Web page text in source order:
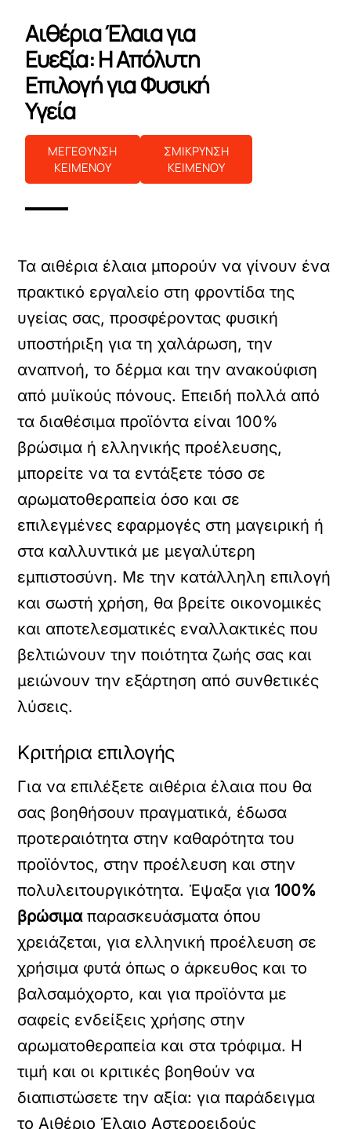
Αιθέρια Έλαια για
Ευεξία: Η Απόλυτη
Επιλογή για Φυσική
Υγεία
ΜΕΓΕΘΥΝΣΗ
ΚΕΙΜΕΝΟΥ
ΣΜΙΚΡΥΝΣΗ
ΚΕΙΜΕΝΟΥ
Τα αιθέρια έλαια μπορούν να γίνουν ένα
πρακτικό εργαλείο στη φροντίδα της
υγείας σας, προσφέροντας φυσική
υποστήριξη για τη χαλάρωση, την
αναπνοή, το δέρμα και την ανακούφιση
από μυϊκούς πόνους. Επειδή πολλά από
τα διαθέσιμα προϊόντα είναι 100%
βρώσιμα ή ελληνικής προέλευσης,
μπορείτε να τα εντάξετε τόσο σε
αρωματοθεραπεία όσο και σε
επιλεγμένες εφαρμογές στη μαγειρική ή
στα καλλυντικά με μεγαλύτερη
εμπιστοσύνη. Με την κατάλληλη επιλογή
και σωστή χρήση, θα βρείτε οικονομικές
και αποτελεσματικές εναλλακτικές που
βελτιώνουν την ποιότητα ζωής σας και
μειώνουν την εξάρτηση από συνθετικές
λύσεις.
Κριτήρια επιλογής
Για να επιλέξετε αιθέρια έλαια που θα
σας βοηθήσουν πραγματικά, έδωσα
προτεραιότητα στην καθαρότητα του
προϊόντος, στην προέλευση και στην
πολυλειτουργικότητα. Έψαξα για 100%
βρώσιμαπαρασκευάσματα όπου
χρειάζεται, για ελληνική προέλευση σε
χρήσιμα φυτά όπως ο άρκευθος και το
βαλσαμόχορτο, και για προϊόντα με
σαφείς ενδείξεις χρήσης στην
αρωματοθεραπεία και στα τρόφιμα. Η
τιμή και οι κριτικές βοηθούν να
διαπιστώσετε την αξία: για παράδειγμα
το Αιθέριο Έλαιο Αστεροειδούς